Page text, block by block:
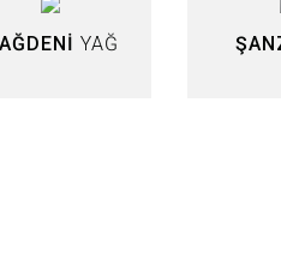
YAĞ